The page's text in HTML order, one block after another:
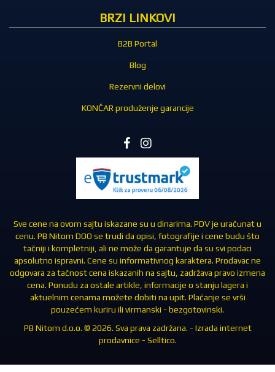
BRZI LINKOVI
B2B Portal
Blog
Rezervni delovi
KONČAR produženje garancije
Sve cene na ovom sajtu iskazane su u dinarima. PDV je uračunat u
cenu. PB Nitom DOO se trudi da opisi, fotografije i cene budu što
tačniji i kompletniji, ali ne može da garantuje da su svi podaci
apsolutno ispravni. Cene su informativnog karaktera. Prodavac ne
odgovara za tačnost cena iskazanih na sajtu, zadržava pravo izmena
cena. Ponudu za ostale artikle, informacije o stanju lagera i
aktuelnim cenama možete dobiti na upit. Plaćanje se vrši
pouzećem kuriru ili virmanski - bezgotovinski.
PB Nitom d.o.o. © 2026. Sva prava zadržana. - Izrada internet
prodavnice - Selltico.